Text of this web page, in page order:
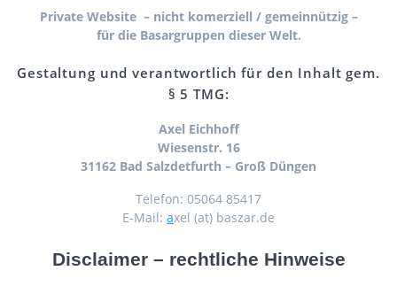
Private Website – nicht komerziell / gemeinnützig –
für die Basargruppen dieser Welt.
Gestaltung und verantwortlich für den Inhalt gem.
§ 5 TMG:
Axel Eichhoff
Wiesenstr. 16
31162 Bad Salzdetfurth – Groß Düngen
Telefon: 05064 85417
E-Mail: axel (at) baszar.de
Disclaimer – rechtliche Hinweise